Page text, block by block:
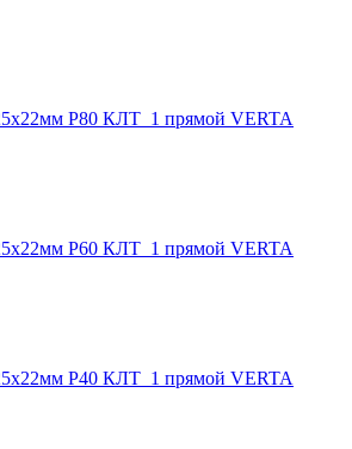
Р80 КЛТ_1 прямой VERTA
Р60 КЛТ_1 прямой VERTA
Р40 КЛТ_1 прямой VERTA